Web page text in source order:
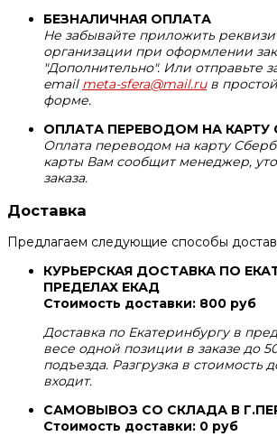
БЕЗНАЛИЧНАЯ ОПЛАТА
Не забывайте приложить
организации при оформлении
"Дополнительно". Или отправьте
email meta-sfera@mail.ruв
форме.
ОПЛАТА ПЕРЕВОДОМ НА КАРТУ
Оплата переводом на карту
карты Вам сообщит менеджер,
заказа.
Доставка
Предлагаем следующие способы
КУРЬЕРСКАЯ ДОСТАВКА ПО
ПРЕДЕЛАХ ЕКАД
Стоимость доставки: 800 руб
Доставка по Екатеринбургу в
весе одной позиции в заказе до
подъезда. Разгрузка в стоимость
входит.
САМОВЫВОЗ СО СКЛАДА В
Стоимость доставки: 0 руб